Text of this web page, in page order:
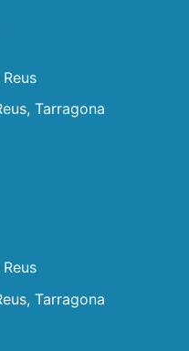
Tarragona
Tarragona